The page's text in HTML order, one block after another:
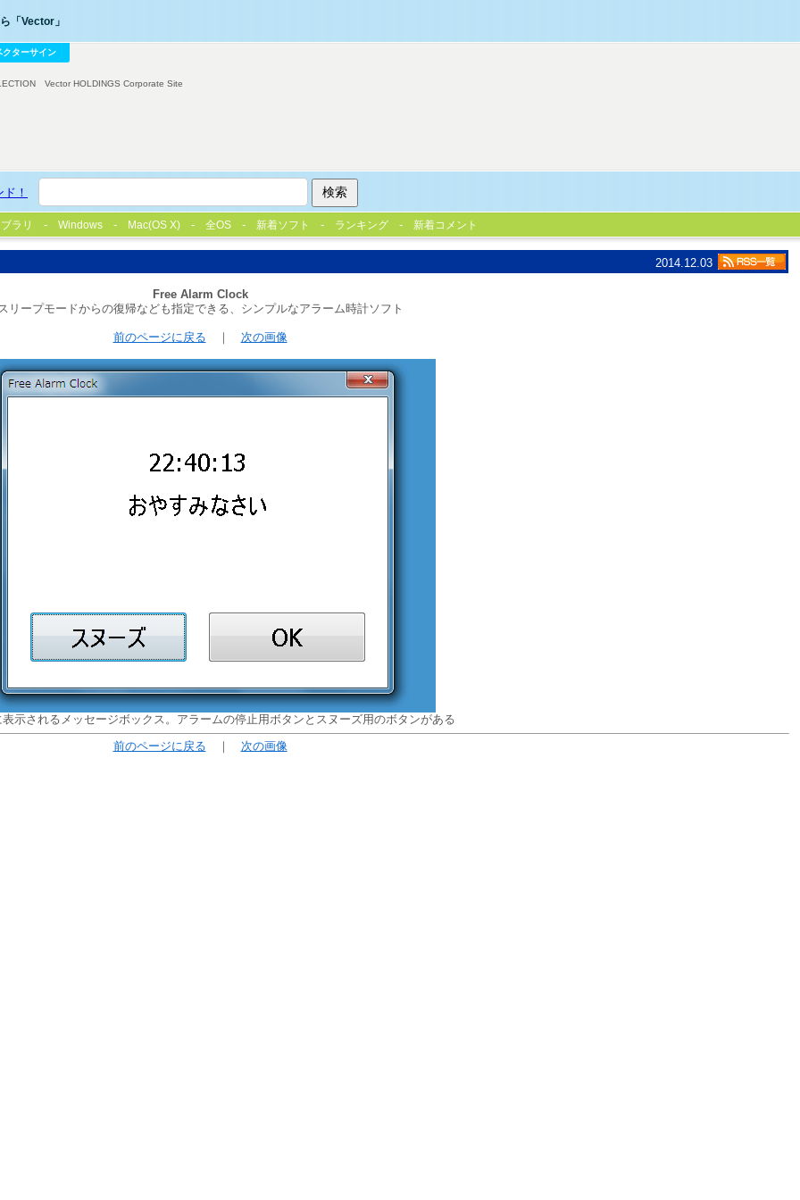
「Vector」
クターサイン
！
Vector HOLDINGS Corporate Site
ラリ Windows Mac(OS X) 全OS 新着ソフト ランキング 新着コメント
2014.12.03
Free Alarm Clock
リープモードからの復帰なども指定できる、シンプルなアラーム時計ソフト
前のページに戻る ｜ 次の画像
示されるメッセージボックス。アラームの停止用ボタンとスヌーズ用のボタンがある
前のページに戻る ｜ 次の画像